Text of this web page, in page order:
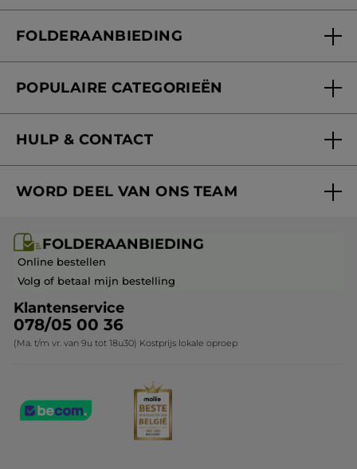
Onze beloften
Blog Act Beautiful
FOLDERAANBIEDING
POPULAIRE CATEGORIEËN
Aanbiedingen
Cadeau-ideeën
Kerstcollectie
HULP & CONTACT
Mijn geschenken
Veelgestelde vragen
Contact opnemen
WORD DEEL VAN ONS TEAM
Franchisenemer of bedrijfsleider worden
FOLDERAANBIEDING
Online bestellen
Volg of betaal mijn bestelling
Klantenservice
078/05 00 36
(Ma. t/m vr. van 9u tot 18u30) Kostprijs lokale oproep